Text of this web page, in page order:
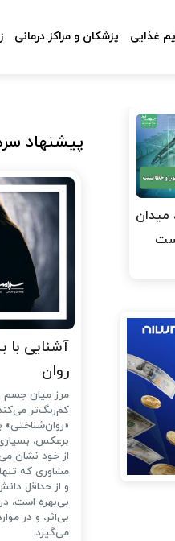
غذایی پزشکان و مراکز درمانی
میدان
پیشنهاد
آشنایی با
روان
مرز میان جسم
کم‌رنگ‌تر
«روان‌شناختی»
برعکس،
از خود نشان
مشاوری که
و از حداقل
بی‌بهره است،
بی‌اثر، و در
می‌گیرد.